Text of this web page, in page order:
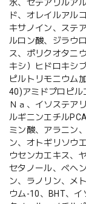
水、セテアリルア
ド、オレイルアル
キサノイン、ステ
ルロン酸、ジラウ
ス、ポリクオタニ
キシ）ヒドロキシ
ピルトリモニウム
40)アミドプロピル
Ｎａ、イソステア
ルギニンエチル
ミン酸、アラニン
ン、オトギリソウ
ウセンカエキス、
セタノール、ベヘ
ン、ラノリン、メ
ウム-10、BHT、